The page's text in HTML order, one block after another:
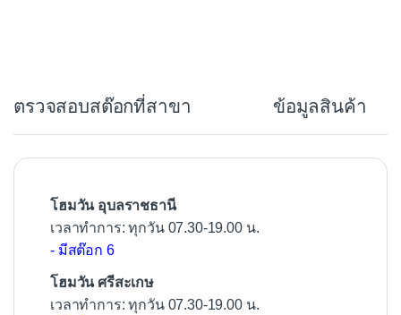
o
o
ตรวจสอบสต๊อกที่สาขา ข้อมูลสินค้า
โฮมวัน อุบลราชธานี
เวลาทำการ: ทุกวัน 07.30-19.00 น.
- มีสต๊อก 6
โฮมวัน ศรีสะเกษ
เวลาทำการ: ทุกวัน 07.30-19.00 น.